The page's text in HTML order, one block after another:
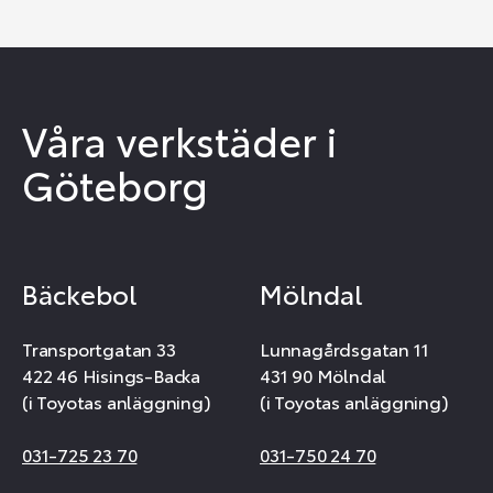
Våra verkstäder i
Göteborg
Bäckebol
Transportgatan 33
422 46 Hisings-Backa
(i Toyotas anläggning)
031-725 23 70
Mölndal
Lunnagårdsgatan 11
431 90 Mölndal
(i Toyotas anläggning)
031-750 24 70